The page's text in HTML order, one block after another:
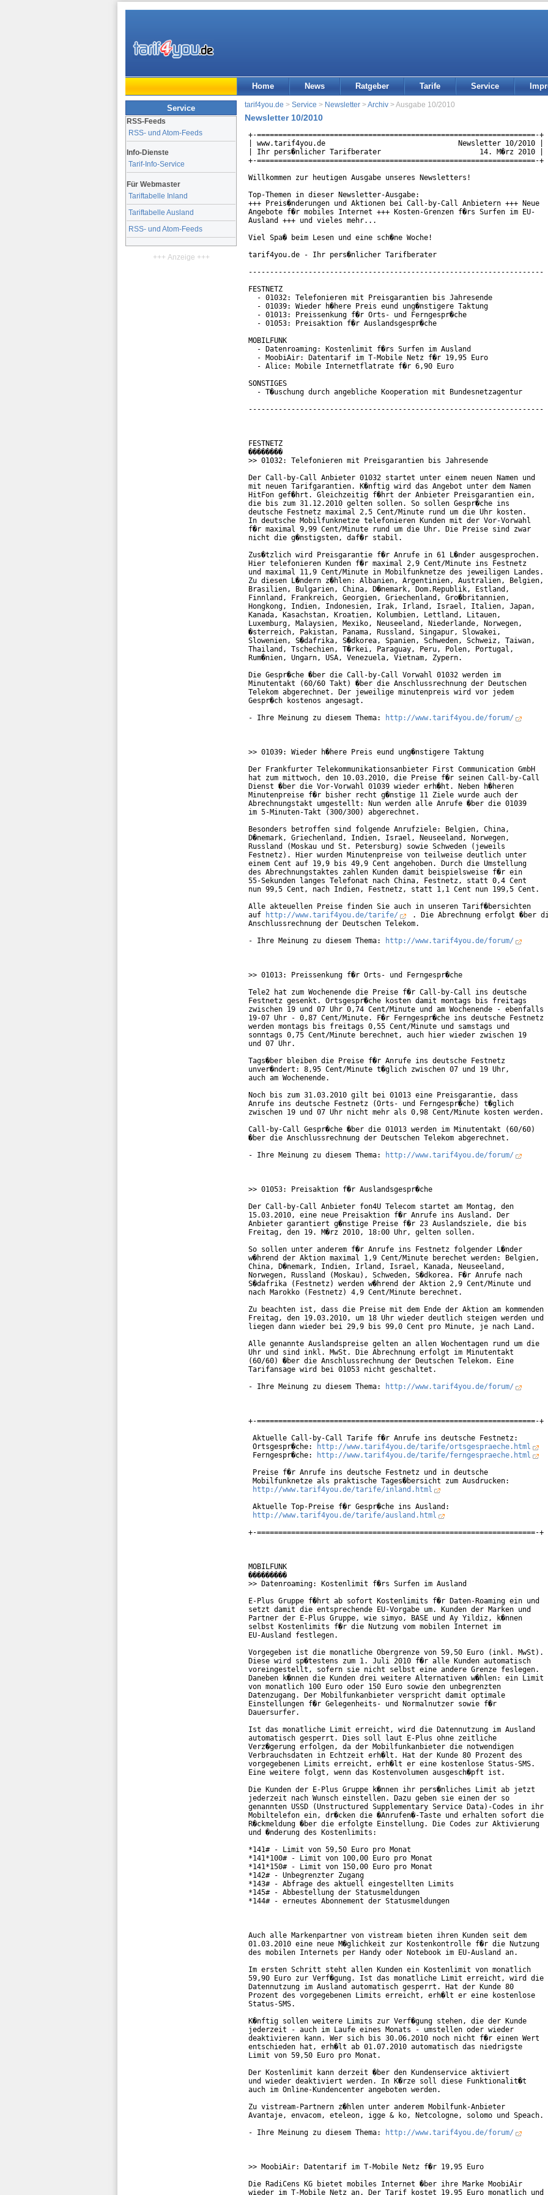
Home News Ratgeber Tarife Service
Service
RSS-Feeds
RSS- und Atom-Feeds
Info-Dienste
Tarif-Info-Service
Für Webmaster
Tariftabelle Inland
Tariftabelle Ausland
RSS- und Atom-Feeds
+++ Anzeige +++
tarif4you.de > Service > Newsletter > Archiv > Ausgabe 10/2010
Newsletter 10/2010
+-=================================================================-+
| www.tarif4you.de                               Newsletter 10/2010 |
| Ihr pers�nlicher Tarifberater                       14. M�rz 2010 |
+-=================================================================-+
Willkommen zur heutigen Ausgabe unseres Newsletters!
Top-Themen in dieser Newsletter-Ausgabe:
+++ Preis�nderungen und Aktionen bei Call-by-Call Anbietern +++ Neue
Angebote f�r mobiles Internet +++ Kosten-Grenzen f�rs Surfen im EU-
Ausland +++ und vieles mehr...
Viel Spa� beim Lesen und eine sch�ne Woche!
tarif4you.de - Ihr pers�nlicher Tarifberater
---------------------------------------------------------------------
FESTNETZ
  - 01032: Telefonieren mit Preisgarantien bis Jahresende
  - 01039: Wieder h�here Preis eund ung�nstigere Taktung
  - 01013: Preissenkung f�r Orts- und Ferngespr�che
  - 01053: Preisaktion f�r Auslandsgespr�che
MOBILFUNK
  - Datenroaming: Kostenlimit f�rs Surfen im Ausland
  - MoobiAir: Datentarif im T-Mobile Netz f�r 19,95 Euro
  - Alice: Mobile Internetflatrate f�r 6,90 Euro
SONSTIGES
  - T�uschung durch angebliche Kooperation mit Bundesnetzagentur
---------------------------------------------------------------------
FESTNETZ
��������
>> 01032: Telefonieren mit Preisgarantien bis Jahresende
Der Call-by-Call Anbieter 01032 startet unter einem neuen Namen und
mit neuen Tarifgarantien. K�nftig wird das Angebot unter dem Namen
HitFon gef�hrt. Gleichzeitig f�hrt der Anbieter Preisgarantien ein,
die bis zum 31.12.2010 gelten sollen. So sollen Gespr�che ins
deutsche Festnetz maximal 2,5 Cent/Minute rund um die Uhr kosten.
In deutsche Mobilfunknetze telefonieren Kunden mit der Vor-Vorwahl
f�r maximal 9,99 Cent/Minute rund um die Uhr. Die Preise sind zwar
nicht die g�nstigsten, daf�r stabil.
Zus�tzlich wird Preisgarantie f�r Anrufe in 61 L�nder ausgesprochen.
Hier telefonieren Kunden f�r maximal 2,9 Cent/Minute ins Festnetz
und maximal 11,9 Cent/Minute in Mobilfunknetze des jeweiligen Landes.
Zu diesen L�ndern z�hlen: Albanien, Argentinien, Australien, Belgien,
Brasilien, Bulgarien, China, D�nemark, Dom.Republik, Estland,
Finnland, Frankreich, Georgien, Griechenland, Gro�britannien,
Hongkong, Indien, Indonesien, Irak, Irland, Israel, Italien, Japan,
Kanada, Kasachstan, Kroatien, Kolumbien, Lettland, Litauen,
Luxemburg, Malaysien, Mexiko, Neuseeland, Niederlande, Norwegen,
�sterreich, Pakistan, Panama, Russland, Singapur, Slowakei,
Slowenien, S�dafrika, S�dkorea, Spanien, Schweden, Schweiz, Taiwan,
Thailand, Tschechien, T�rkei, Paraguay, Peru, Polen, Portugal,
Rum�nien, Ungarn, USA, Venezuela, Vietnam, Zypern.
Die Gespr�che �ber die Call-by-Call Vorwahl 01032 werden im
Minutentakt (60/60 Takt) �ber die Anschlussrechnung der Deutschen
Telekom abgerechnet. Der jeweilige minutenpreis wird vor jedem
Gespr�ch kostenos angesagt.
- Ihre Meinung zu diesem Thema:
http://www.tarif4you.de/forum/
>> 01039: Wieder h�here Preis eund ung�nstigere Taktung
Der Frankfurter Telekommunikationsanbieter First Communication GmbH
hat zum mittwoch, den 10.03.2010, die Preise f�r seinen Call-by-Call
Dienst �ber die Vor-Vorwahl 01039 wieder erh�ht. Neben h�heren
Minutenpreise f�r bisher recht g�nstige 11 Ziele wurde auch der
Abrechnungstakt umgestellt: Nun werden alle Anrufe �ber die 01039
im 5-Minuten-Takt (300/300) abgerechnet.
Besonders betroffen sind folgende Anrufziele: Belgien, China,
D�nemark, Griechenland, Indien, Israel, Neuseeland, Norwegen,
Russland (Moskau und St. Petersburg) sowie Schweden (jeweils
Festnetz). Hier wurden Minutenpreise von teilweise deutlich unter
einem Cent auf 19,9 bis 49,9 Cent angehoben. Durch die Umstellung
des Abrechnungstaktes zahlen Kunden damit beispielsweise f�r ein
55-Sekunden langes Telefonat nach China, Festnetz, statt 0,4 Cent
nun 99,5 Cent, nach Indien, Festnetz, statt 1,1 Cent nun 199,5 Cent.
Alle akteuellen Preise finden Sie auch in unseren Tarif�bersichten
auf
http://www.tarif4you.de/tarife/
. Die Abrechnung erfolgt �ber
Anschlussrechnung der Deutschen Telekom.
- Ihre Meinung zu diesem Thema:
http://www.tarif4you.de/forum/
>> 01013: Preissenkung f�r Orts- und Ferngespr�che
Tele2 hat zum Wochenende die Preise f�r Call-by-Call ins deutsche
Festnetz gesenkt. Ortsgespr�che kosten damit montags bis freitags
zwischen 19 und 07 Uhr 0,74 Cent/Minute und am Wochenende - ebenfalls
19-07 Uhr - 0,87 Cent/Minute. F�r Ferngespr�che ins deutsche Festnetz
werden montags bis freitags 0,55 Cent/Minute und samstags und
sonntags 0,75 Cent/Minute berechnet, auch hier wieder zwischen 19
und 07 Uhr.
Tags�ber bleiben die Preise f�r Anrufe ins deutsche Festnetz
unver�ndert: 8,95 Cent/Minute t�glich zwischen 07 und 19 Uhr,
auch am Wochenende.
Noch bis zum 31.03.2010 gilt bei 01013 eine Preisgarantie, dass
Anrufe ins deutsche Festnetz (Orts- und Ferngespr�che) t�glich
zwischen 19 und 07 Uhr nicht mehr als 0,98 Cent/Minute kosten werden.
Call-by-Call Gespr�che �ber die 01013 werden im Minutentakt (60/60)
�ber die Anschlussrechnung der Deutschen Telekom abgerechnet.
- Ihre Meinung zu diesem Thema:
http://www.tarif4you.de/forum/
>> 01053: Preisaktion f�r Auslandsgespr�che
Der Call-by-Call Anbieter fon4U Telecom startet am Montag, den
15.03.2010, eine neue Preisaktion f�r Anrufe ins Ausland. Der
Anbieter garantiert g�nstige Preise f�r 23 Auslandsziele, die bis
Freitag, den 19. M�rz 2010, 18:00 Uhr, gelten sollen.
So sollen unter anderem f�r Anrufe ins Festnetz folgender L�nder
w�hrend der Aktion maximal 1,9 Cent/Minute berechet werden: Belgien,
China, D�nemark, Indien, Irland, Israel, Kanada, Neuseeland,
Norwegen, Russland (Moskau), Schweden, S�dkorea. F�r Anrufe nach
S�dafrika (Festnetz) werden w�hrend der Aktion 2,9 Cent/Minute und
nach Marokko (Festnetz) 4,9 Cent/Minute berechnet.
Zu beachten ist, dass die Preise mit dem Ende der Aktion am kommenden
Freitag, den 19.03.2010, um 18 Uhr wieder deutlich steigen werden und
liegen dann wieder bei 29,9 bis 99,0 Cent pro Minute, je nach Land.
Alle genannte Auslandspreise gelten an allen Wochentagen rund um die
Uhr und sind inkl. MwSt. Die Abrechnung erfolgt im Minutentakt
(60/60) �ber die Anschlussrechnung der Deutschen Telekom. Eine
Tarifansage wird bei 01053 nicht geschaltet.
- Ihre Meinung zu diesem Thema:
http://www.tarif4you.de/forum/
+-=================================================================-+
Aktuelle Call-by-Call Tarife f�r Anrufe ins deutsche Festnetz:
Ortsgespr�che:
http://www.tarif4you.de/tarife/ortsgespraeche.html
Ferngespr�che:
http://www.tarif4you.de/tarife/ferngespraeche.html
Preise f�r Anrufe ins deutsche Festnetz und in deutsche
Mobilfunknetze als praktische Tages�bersicht zum Ausdrucken:
http://www.tarif4you.de/tarife/inland.html
Aktuelle Top-Preise f�r Gespr�che ins Ausland:
http://www.tarif4you.de/tarife/ausland.html
+-=================================================================-+
MOBILFUNK
���������
>> Datenroaming: Kostenlimit f�rs Surfen im Ausland
E-Plus Gruppe f�hrt ab sofort Kostenlimits f�r Daten-Roaming ein und
setzt damit die entsprechende EU-Vorgabe um. Kunden der Marken und
Partner der E-Plus Gruppe, wie simyo, BASE und Ay Yildiz, k�nnen
selbst Kostenlimits f�r die Nutzung vom mobilen Internet im
EU-Ausland festlegen.
Vorgegeben ist die monatliche Obergrenze von 59,50 Euro (inkl. MwSt).
Diese wird sp�testens zum 1. Juli 2010 f�r alle Kunden automatisch
voreingestellt, sofern sie nicht selbst eine andere Grenze feslegen.
Daneben k�nnen die Kunden drei weitere Alternativen w�hlen: ein Limit
von monatlich 100 Euro oder 150 Euro sowie den unbegrenzten
Datenzugang. Der Mobilfunkanbieter verspricht damit optimale
Einstellungen f�r Gelegenheits- und Normalnutzer sowie f�r
Dauersurfer.
Ist das monatliche Limit erreicht, wird die Datennutzung im Ausland
automatisch gesperrt. Dies soll laut E-Plus ohne zeitliche
Verz�gerung erfolgen, da der Mobilfunkanbieter die notwendigen
Verbrauchsdaten in Echtzeit erh�lt. Hat der Kunde 80 Prozent des
vorgegebenen Limits erreicht, erh�lt er eine kostenlose Status-SMS.
Eine weitere folgt, wenn das Kostenvolumen ausgesch�pft ist.
Die Kunden der E-Plus Gruppe k�nnen ihr pers�nliches Limit ab jetzt
jederzeit nach Wunsch einstellen. Dazu geben sie einen der so
genannten USSD (Unstructured Supplementary Service Data)-Codes in ihr
Mobiltelefon ein, dr�cken die �Anrufen�-Taste und erhalten sofort die
R�ckmeldung �ber die erfolgte Einstellung. Die Codes zur Aktivierung
und �nderung des Kostenlimits:
*141# - Limit von 59,50 Euro pro Monat
*141*100# - Limit von 100,00 Euro pro Monat
*141*150# - Limit von 150,00 Euro pro Monat
*142# - Unbegrenzter Zugang
*143# - Abfrage des aktuell eingestellten Limits
*145# - Abbestellung der Statusmeldungen
*144# - erneutes Abonnement der Statusmeldungen
Auch alle Markenpartner von vistream bieten ihren Kunden seit dem
01.03.2010 eine neue M�glichkeit zur Kostenkontrolle f�r die Nutzung
des mobilen Internets per Handy oder Notebook im EU-Ausland an.
Im ersten Schritt steht allen Kunden ein Kostenlimit von monatlich
59,90 Euro zur Verf�gung. Ist das monatliche Limit erreicht, wird die
Datennutzung im Ausland automatisch gesperrt. Hat der Kunde 80
Prozent des vorgegebenen Limits erreicht, erh�lt er eine kostenlose
Status-SMS.
K�nftig sollen weitere Limits zur Verf�gung stehen, die der Kunde
jederzeit - auch im Laufe eines Monats - umstellen oder wieder
deaktivieren kann. Wer sich bis 30.06.2010 noch nicht f�r einen Wert
entschieden hat, erh�lt ab 01.07.2010 automatisch das niedrigste
Limit von 59,50 Euro pro Monat.
Der Kostenlimit kann derzeit �ber den Kundenservice aktiviert
und wieder deaktiviert werden. In K�rze soll diese Funktionalit�t
auch im Online-Kundencenter angeboten werden.
Zu vistream-Partnern z�hlen unter anderem Mobilfunk-Anbieter
Avantaje, envacom, eteleon, igge & ko, Netcologne, solomo und Speach.
- Ihre Meinung zu diesem Thema:
http://www.tarif4you.de/forum/
>> MoobiAir: Datentarif im T-Mobile Netz f�r 19,95 Euro
Die RadiCens KG bietet mobiles Internet �ber ihre Marke MoobiAir
wieder im T-Mobile Netz an. Der Tarif kostet 19,95 Euro monatlich und